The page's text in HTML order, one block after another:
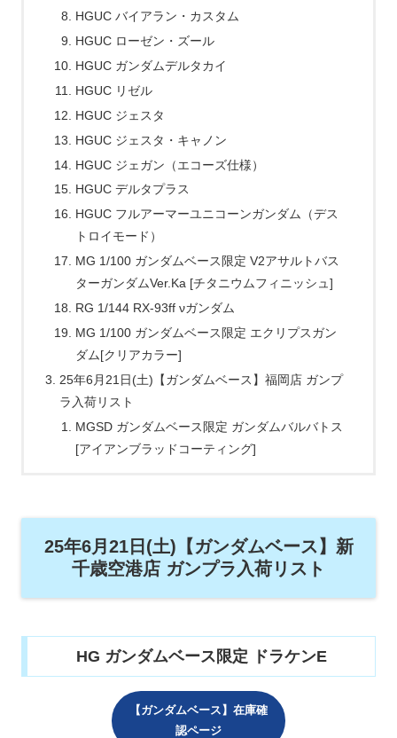
HGUC バイアラン・カスタム
HGUC ローゼン・ズール
HGUC ガンダムデルタカイ
HGUC リゼル
HGUC ジェスタ
HGUC ジェスタ・キャノン
HGUC ジェガン（エコーズ仕様）
HGUC デルタプラス
HGUC フルアーマーユニコーンガンダム（デス
トロイモード）
MG 1/100 ガンダムベース限定 V2アサルトバス
ターガンダムVer.Ka [チタニウムフィニッシュ]
RG 1/144 RX-93ff νガンダム
MG 1/100 ガンダムベース限定 エクリプスガン
ダム[クリアカラー]
25年6月21日(土)【ガンダムベース】福岡店 ガンプ
ラ入荷リスト
MGSD ガンダムベース限定 ガンダムバルバトス
[アイアンブラッドコーティング]
25年6月21日(土)【ガンダムベース】新
千歳空港店 ガンプラ入荷リスト
HG ガンダムベース限定 ドラケンE
【ガンダムベース】在庫確
認ページ